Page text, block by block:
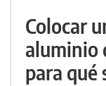
Colocar
aluminio
para qué